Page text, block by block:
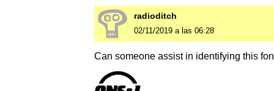
radioditch
02/11/2019 a las 06:28
Can someone assist in identifying this